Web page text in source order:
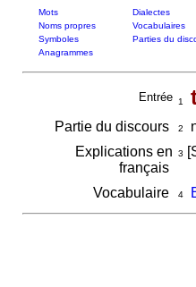
Mots Dialectes
Noms propres
Vocabulaires
Symboles
Parties du
Anagrammes
Entrée 1
Partie du discours 2
Explications en
français
3
Vocabulaire 4